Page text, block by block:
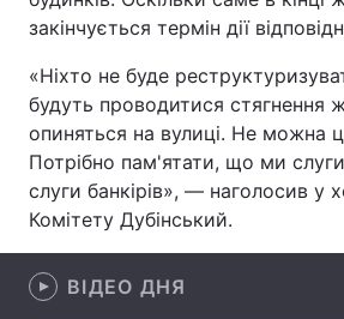
Лонгріди
Відео з Youtube Статті
Інтерв'ю
Архів
закінчується термін дії
«Ніхто не буде
будуть проводитися стягнення
опиняться на вулиці. Не можна
Потрібно пам'ятати, що ми
слуги банкірів», — наголосив у
Комітету Дубінський.
ВІДЕО ДНЯ